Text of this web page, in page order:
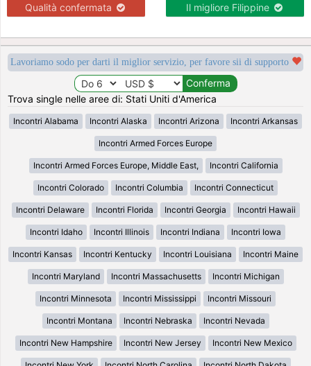
Qualità confermata Il migliore Filippine
Lavoriamo sodo per darti il miglior servizio, per favore sii di supporto
Trova single nelle aree di: Stati Uniti d'America
Incontri Alabama Incontri Alaska Incontri Arizona Incontri Arkansas
Incontri Armed Forces Europe
Incontri Armed Forces Europe, Middle East, Incontri California
Incontri Colorado Incontri Columbia Incontri Connecticut
Incontri Delaware Incontri Florida Incontri Georgia Incontri Hawaii
Incontri Idaho Incontri Illinois Incontri Indiana Incontri Iowa
Incontri Kansas Incontri Kentucky Incontri Louisiana Incontri Maine
Incontri Maryland Incontri Massachusetts Incontri Michigan
Incontri Minnesota Incontri Mississippi Incontri Missouri
Incontri Montana Incontri Nebraska Incontri Nevada
Incontri New Hampshire Incontri New Jersey Incontri New Mexico